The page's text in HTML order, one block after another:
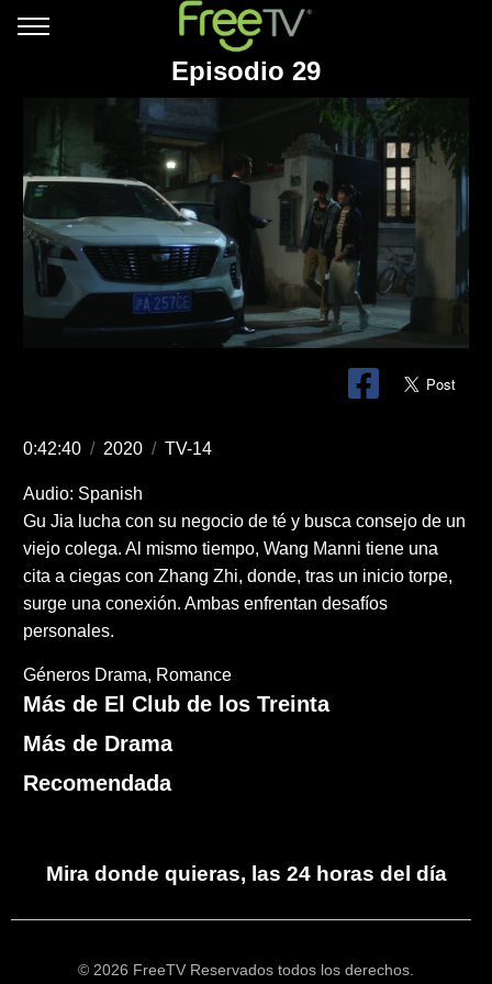
Episodio 29
0:42:40 / 2020 / TV-14
Audio: Spanish
Gu Jia lucha con su negocio de té y busca consejo de un
viejo colega. Al mismo tiempo, Wang Manni tiene una
cita a ciegas con Zhang Zhi, donde, tras un inicio torpe,
surge una conexión. Ambas enfrentan desafíos
personales.
Géneros Drama Romance
Más de El Club de los Treinta
Más de Drama
Recomendada
Mira donde quieras, las 24 horas del día
© 2026 FreeTV Reservados todos los derechos.